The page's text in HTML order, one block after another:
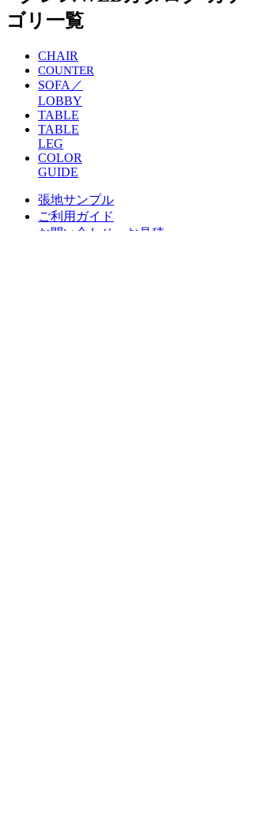
CHAIR
COUNTER
SOFA／
LOBBY
TABLE
TABLE
LEG
COLOR
GUIDE
張地サンプル
ご利用ガイド
お問い合わせ・お見積